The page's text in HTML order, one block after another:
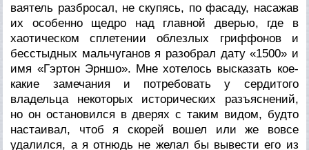
ваятель разбросал, не скупясь, по фасаду, насажав
их особенно щедро над главной дверью, где в
хаотическом сплетении облезлых гриффонов и
бесстыдных мальчуганов я разобрал дату «1500» и
имя «Гэртон Эрншо». Мне хотелось высказать кое-
какие замечания и потребовать у сердитого
владельца некоторых исторических разъяснений,
но он остановился в дверях с таким видом, будто
настаивал, чтоб я скорей вошел или же вовсе
удалился, а я отнюдь не желал бы вывести его из